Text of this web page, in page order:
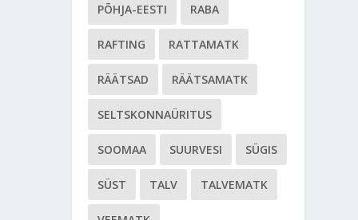
PÕHJA-EESTI RABA
RAFTING RATTAMATK
RÄÄTSAD RÄÄTSAMATK
SELTSKONNAÜRITUS
SOOMAA SUURVESI SÜGIS
SÜST TALV TALVEMATK